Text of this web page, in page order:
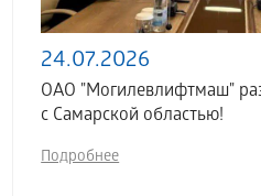
24.07.2026
ОАО "Могилевлифтмаш"
с Самарской областью!
Подробнее